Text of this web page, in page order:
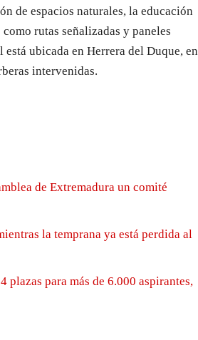
de espacios naturales, la educación
rutas señalizadas y paneles
ubicada en Herrera del Duque, en
intervenidas.
de Extremadura un comité
la temprana ya está perdida al
para más de 6.000 aspirantes,